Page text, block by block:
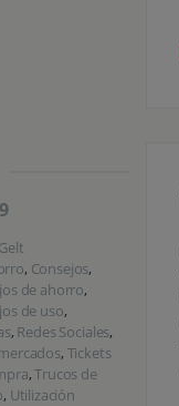
Gelt
, Consejos,
de ahorro,
de uso,
, Redes Sociales,
, Tickets
,Trucos de
, Utilización